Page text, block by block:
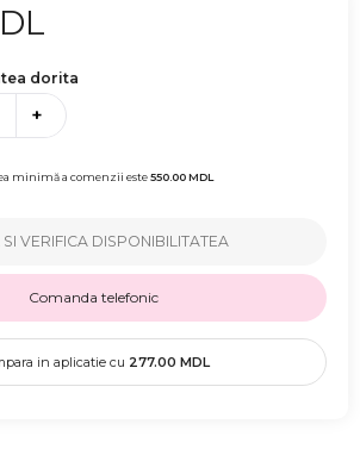
dorita
+
minimă a comenzii este550.00MDL
SI VERIFICA DISPONIBILITATEA
Comanda telefonic
in aplicatie cu 277.00 MDL